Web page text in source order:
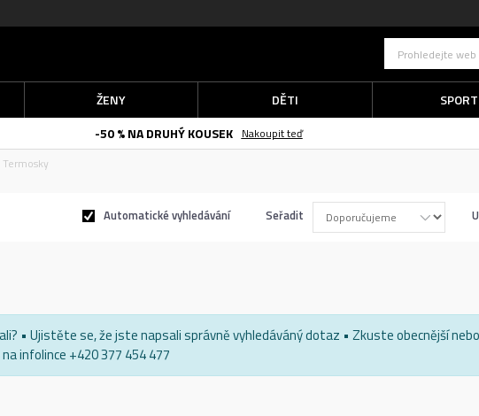
Prohledejte web
ŽENY DĚTI SPORT
-50 % NA DRUHÝ KOUSEK
Nakoupit teď
Termosky
Automatické vyhledávání Seřadit
• Ujistěte se, že jste napsali správně vyhledáváný dotaz • Zkuste obecnější
infolince +420 377 454 477